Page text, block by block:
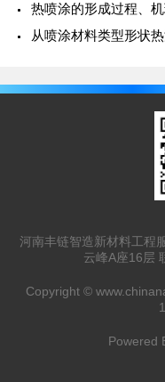
热喷涂的形成过程、
从喷涂材料类型形状
河南丰链智造新材料工程
云峰A座16层
Copyright ©
Powered